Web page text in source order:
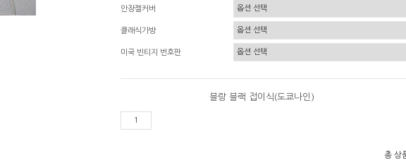
안장젤커버
클래식가방
미국 빈티지 번호판
블랑 블랙 접이식(도쿄나인)
총 상